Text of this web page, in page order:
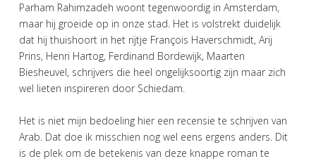
Parham Rahimzadeh woont tegenwoordig in Amsterdam,
maar hij groeide op in onze stad. Het is volstrekt duidelijk
dat hij thuishoort in het rijtje François Haverschmidt, Arij
Prins, Henri Hartog, Ferdinand Bordewijk, Maarten
Biesheuvel, schrijvers die heel ongelijksoortig zijn maar zich
wel lieten inspireren door Schiedam.
Het is niet mijn bedoeling hier een recensie te schrijven van
Arab. Dat doe ik misschien nog wel eens ergens anders. Dit
is de plek om de betekenis van deze knappe roman te